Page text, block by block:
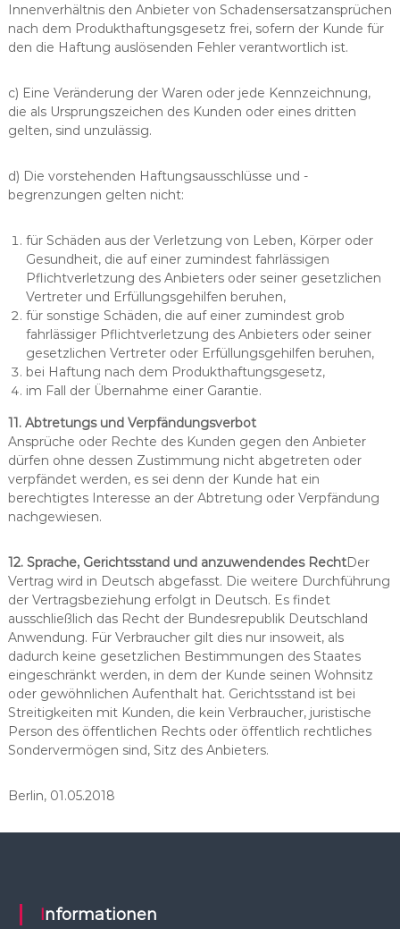
Innenverhältnis den Anbieter von Schadensersatzansprüchen
nach dem Produkthaftungsgesetz frei, sofern der Kunde für
den die Haftung auslösenden Fehler verantwortlich ist.
c) Eine Veränderung der Waren oder jede Kennzeichnung,
die als Ursprungszeichen des Kunden oder eines dritten
gelten, sind unzulässig.
d) Die vorstehenden Haftungsausschlüsse und -
begrenzungen gelten nicht:
für Schäden aus der Verletzung von Leben, Körper oder
Gesundheit, die auf einer zumindest fahrlässigen
Pflichtverletzung des Anbieters oder seiner gesetzlichen
Vertreter und Erfüllungsgehilfen beruhen,
für sonstige Schäden, die auf einer zumindest grob
fahrlässiger Pflichtverletzung des Anbieters oder seiner
gesetzlichen Vertreter oder Erfüllungsgehilfen beruhen,
bei Haftung nach dem Produkthaftungsgesetz,
im Fall der Übernahme einer Garantie.
11. Abtretungs­ und Verpfändungsverbot
Ansprüche oder Rechte des Kunden gegen den Anbieter
dürfen ohne dessen Zustimmung nicht abgetreten oder
verpfändet werden, es sei denn der Kunde hat ein
berechtigtes Interesse an der Abtretung oder Verpfändung
nachgewiesen.
12. Sprache, Gerichtsstand und anzuwendendes RechtDer
Vertrag wird in Deutsch abgefasst. Die weitere Durchführung
der Vertragsbeziehung erfolgt in Deutsch. Es findet
ausschließlich das Recht der Bundesrepublik Deutschland
Anwendung. Für Verbraucher gilt dies nur insoweit, als
dadurch keine gesetzlichen Bestimmungen des Staates
eingeschränkt werden, in dem der Kunde seinen Wohnsitz
oder gewöhnlichen Aufenthalt hat. Gerichtsstand ist bei
Streitigkeiten mit Kunden, die kein Verbraucher, juristische
Person des öffentlichen Rechts oder öffentlich ­rechtliches
Sondervermögen sind, Sitz des Anbieters.
Berlin, 01.05.2018
Informationen